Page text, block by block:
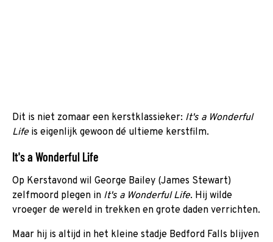
Dit is niet zomaar een kerstklassieker: It's a Wonderful
Lifeis eigenlijk gewoon dé ultieme kerstfilm.
It's a Wonderful Life
Op Kerstavond wil George Bailey (James Stewart)
zelfmoord plegen in It's a Wonderful Life. Hij wilde
vroeger de wereld in trekken en grote daden verrichten.
Maar hij is altijd in het kleine stadje Bedford Falls blijven